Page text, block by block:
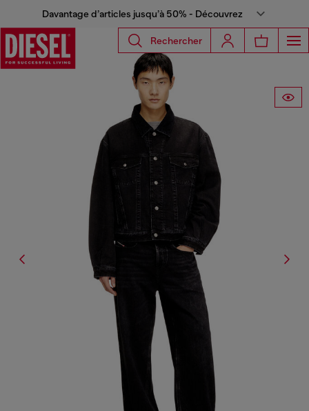
Davantage d’articles jusqu’à 50% - Découvrez
Rechercher